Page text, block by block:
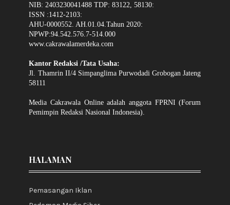
NIB: 2403230041488 TDP: 83122, 58130:
ISSN :1412-2103:
AHU-0000552. AH.01.04.Tahun 2020:
NPWP:94.542.576.7-514.000
www.cakrawalamerdeka.com
Kantor Redaksi /Tata Usaha:
Jl. Thamrin II/4 Simpanglima Purwodadi Grobogan Jateng
58111
Media Cakrawala Online adalah anggota FPRNI (Forum
Pemimpin Redaksi Nasional Indonesia).
HALAMAN
Pemasangan Iklan